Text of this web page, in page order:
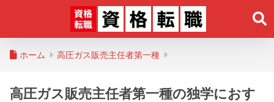
ホーム 高圧ガス販売主任者第一種
高圧ガス販売主任者第一種の独学におす